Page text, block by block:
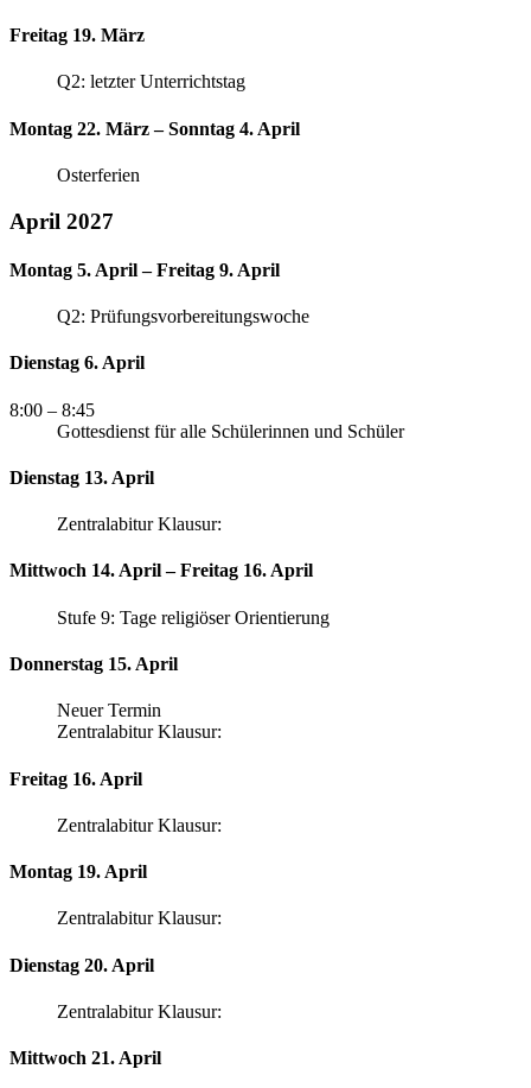
Freitag 19. März
Q2: letzter Unterrichtstag
Montag 22. März – Sonntag 4. April
Osterferien
April 2027
Montag 5. April – Freitag 9. April
Q2: Prüfungsvorbereitungswoche
Dienstag 6. April
8:00 – 8:45
Gottesdienst für alle Schülerinnen und Schüler
Dienstag 13. April
Zentralabitur Klausur:
Mittwoch 14. April – Freitag 16. April
Stufe 9: Tage religiöser Orientierung
Donnerstag 15. April
Neuer Termin
Zentralabitur Klausur:
Freitag 16. April
Zentralabitur Klausur:
Montag 19. April
Zentralabitur Klausur:
Dienstag 20. April
Zentralabitur Klausur:
Mittwoch 21. April